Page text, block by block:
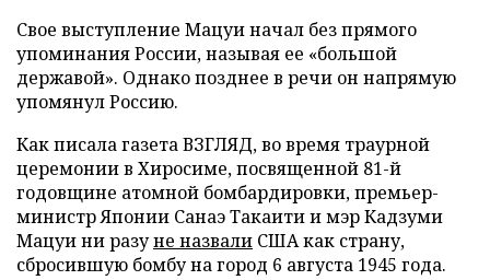
Свое выступление Мацуи начал без прямого
упоминания России, называя ее «большой
державой». Однако позднее в речи он напрямую
упомянул Россию.
Как писала газета ВЗГЛЯД, во время траурной
церемонии в Хиросиме, посвященной 81-й
годовщине атомной бомбардировки, премьер-
министр Японии Санаэ Такаити и мэр Кадзуми
Мацуи ни разуне назвали США как страну,
сбросившую бомбу на город 6 августа 1945 года.